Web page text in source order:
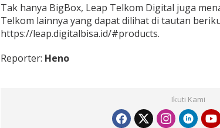
Tak hanya BigBox, Leap Telkom Digital juga
Telkom lainnya yang dapat dilihat di tautan
https://leap.digitalbisa.id/#products.
Reporter: Heno
Ikuti Kami